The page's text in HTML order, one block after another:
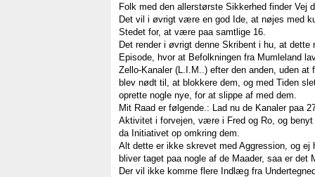
Folk med den allerstørste Sikkerhed finder Vej
Det vil i øvrigt være en god Ide, at nøjes med
Stedet for, at være paa samtlige 16.
Det render i øvrigt denne Skribent i hu, at
Episode, hvor at Befolkningen fra Mumleland
Zello-Kanaler (L.I.M..) efter den anden, uden
blev nødt til, at blokkere dem, og med Tiden
oprette nogle nye, for at slippe af med dem.
Mit Raad er følgende.: Lad nu de Kanaler paa
Aktivitet i forvejen, være i Fred og Ro, og
da Initiativet op omkring dem.
Alt dette er ikke skrevet med Aggression, og
bliver taget paa nogle af de Maader, saa er det
Der vil ikke komme flere Indlæg fra